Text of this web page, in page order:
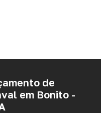
de
em Bonito -